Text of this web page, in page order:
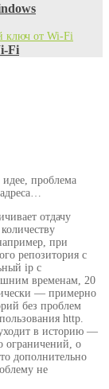
Fi
проблема
отдачу
при
репозитория с
ip с
временам, 20
— примерно
без проблем
http.
в историю —
ограничений, о
дополнительно
не